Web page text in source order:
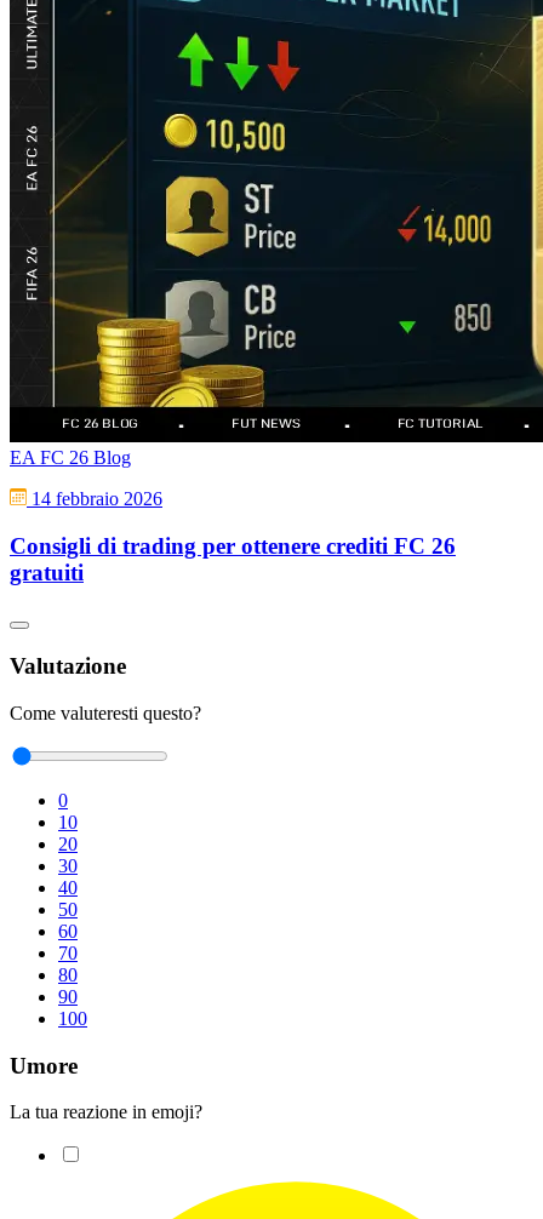
EA FC 26 Blog
14 febbraio 2026
Consigli di trading per ottenere crediti FC 26
gratuiti
Valutazione
Come valuteresti questo?
0
10
20
30
40
50
60
70
80
90
100
Umore
La tua reazione in emoji?